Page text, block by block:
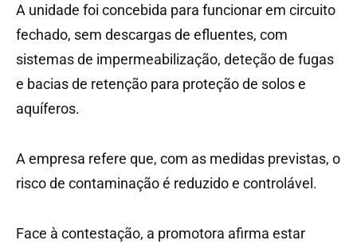
A unidade foi concebida para funcionar em circuito
fechado, sem descargas de efluentes, com
sistemas de impermeabilização, deteção de fugas
e bacias de retenção para proteção de solos e
aquíferos.
A empresa refere que, com as medidas previstas, o
risco de contaminação é reduzido e controlável.
Face à contestação, a promotora afirma estar